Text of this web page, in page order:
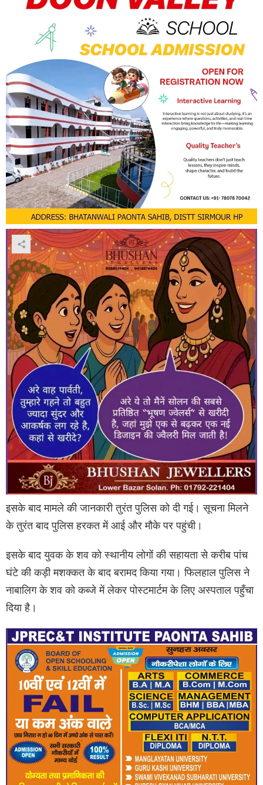
इसके बाद मामले की जानकारी तुरंत पुलिस को दी गई। सूचना मिलने
के तुरंत बाद पुलिस हरकत में आई और मौके पर पहुंची।
इसके बाद युवक के शव को स्थानीय लोगों की सहायता से करीब पांच
घंटे की कड़ी मशक्कत के बाद बरामद किया गया। फिलहाल पुलिस ने
नाबालिग के शव को कब्जे में लेकर पोस्टमार्टम के लिए अस्पताल पहुँचा
दिया है।